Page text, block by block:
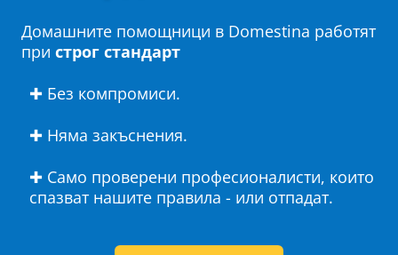
Домашните помощници в Domestina работят
при строг стандарт
✚ Без компромиси.
✚ Няма закъснения.
✚ Само проверени професионалисти, които
спазват нашите правила - или отпадат.